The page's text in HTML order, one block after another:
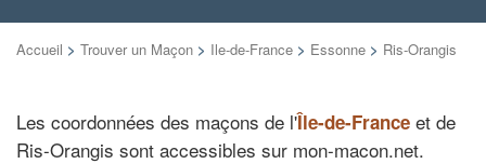
Accueil > Trouver un Maçon > Ile-de-France > Essonne > Ris-Orangis
Les coordonnées des maçons de l'Île-de-France et de
Ris-Orangis sont accessibles sur mon-macon.net.